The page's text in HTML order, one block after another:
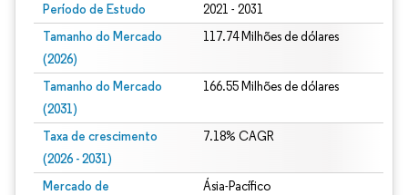
Período de Estudo 2021 - 2031
Tamanho do Mercado
(2026)
117.74 Milhões de dólares
Tamanho do Mercado
(2031)
166.55 Milhões de dólares
Taxa de crescimento
(2026 - 2031)
7.18% CAGR
Mercado de
Ásia-Pacífico